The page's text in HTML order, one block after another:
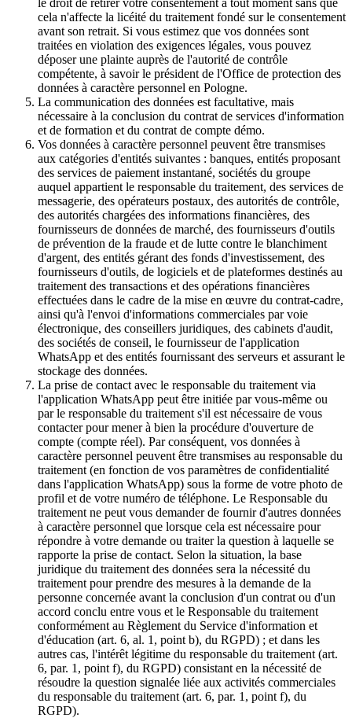
le droit de retirer votre consentement à tout moment sans que
cela n'affecte la licéité du traitement fondé sur le consentement
avant son retrait. Si vous estimez que vos données sont
traitées en violation des exigences légales, vous pouvez
déposer une plainte auprès de l'autorité de contrôle
compétente, à savoir le président de l'Office de protection des
données à caractère personnel en Pologne.
La communication des données est facultative, mais
nécessaire à la conclusion du contrat de services d'information
et de formation et du contrat de compte démo.
Vos données à caractère personnel peuvent être transmises
aux catégories d'entités suivantes : banques, entités proposant
des services de paiement instantané, sociétés du groupe
auquel appartient le responsable du traitement, des services de
messagerie, des opérateurs postaux, des autorités de contrôle,
des autorités chargées des informations financières, des
fournisseurs de données de marché, des fournisseurs d'outils
de prévention de la fraude et de lutte contre le blanchiment
d'argent, des entités gérant des fonds d'investissement, des
fournisseurs d'outils, de logiciels et de plateformes destinés au
traitement des transactions et des opérations financières
effectuées dans le cadre de la mise en œuvre du contrat-cadre,
ainsi qu'à l'envoi d'informations commerciales par voie
électronique, des conseillers juridiques, des cabinets d'audit,
des sociétés de conseil, le fournisseur de l'application
WhatsApp et des entités fournissant des serveurs et assurant le
stockage des données.
La prise de contact avec le responsable du traitement via
l'application WhatsApp peut être initiée par vous-même ou
par le responsable du traitement s'il est nécessaire de vous
contacter pour mener à bien la procédure d'ouverture de
compte (compte réel). Par conséquent, vos données à
caractère personnel peuvent être transmises au responsable du
traitement (en fonction de vos paramètres de confidentialité
dans l'application WhatsApp) sous la forme de votre photo de
profil et de votre numéro de téléphone. Le Responsable du
traitement ne peut vous demander de fournir d'autres données
à caractère personnel que lorsque cela est nécessaire pour
répondre à votre demande ou traiter la question à laquelle se
rapporte la prise de contact. Selon la situation, la base
juridique du traitement des données sera la nécessité du
traitement pour prendre des mesures à la demande de la
personne concernée avant la conclusion d'un contrat ou d'un
accord conclu entre vous et le Responsable du traitement
conformément au Règlement du Service d'information et
d'éducation (art. 6, al. 1, point b), du RGPD) ; et dans les
autres cas, l'intérêt légitime du responsable du traitement (art.
6, par. 1, point f), du RGPD) consistant en la nécessité de
résoudre la question signalée liée aux activités commerciales
du responsable du traitement (art. 6, par. 1, point f), du
RGPD).